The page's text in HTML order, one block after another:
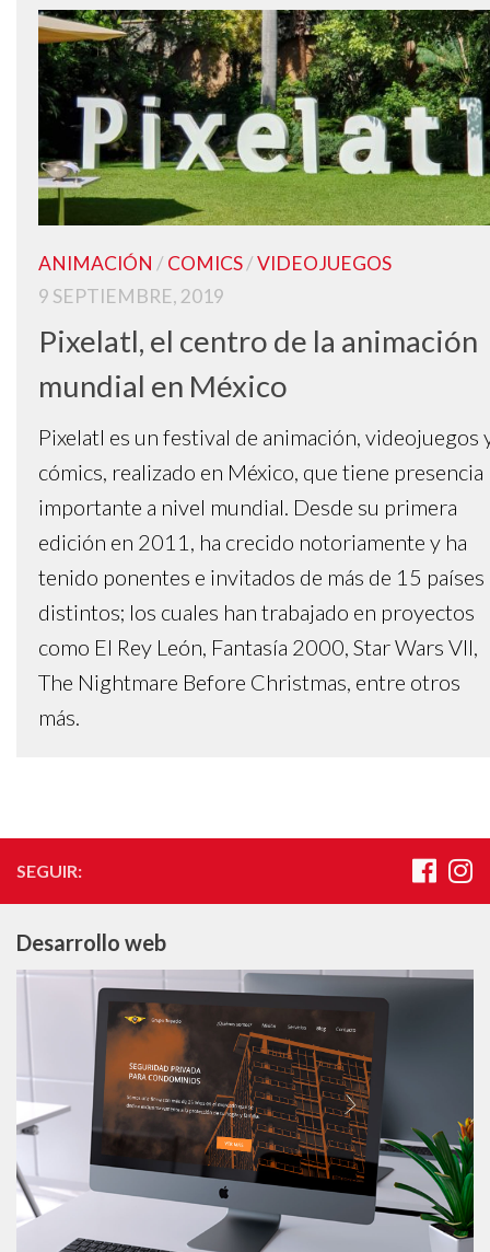
ANIMACIÓN / COMICS/VIDEOJUEGOS
9 SEPTIEMBRE, 2019
Pixelatl, el centro de la animación
mundial en México
Pixelatl es un festival de animación, videojuegos
cómics, realizado en México, que tiene presencia
importante a nivel mundial. Desde su primera
edición en 2011, ha crecido notoriamente y ha
tenido ponentes e invitados de más de 15 países
distintos; los cuales han trabajado en proyectos
como El Rey León, Fantasía 2000, Star Wars VII,
The Nightmare Before Christmas, entre otros
más.
SEGUIR:
Desarrollo web